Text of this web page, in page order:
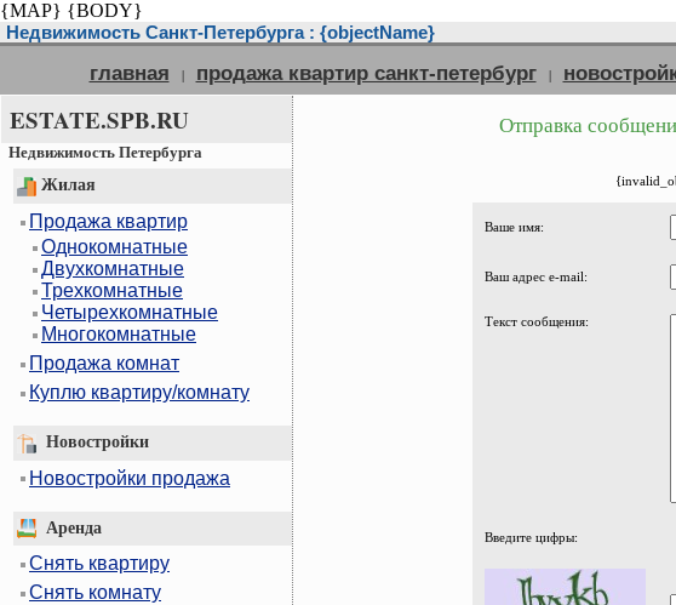
{MAP} {BODY}
Недвижимость Санкт-Петербурга : {objectName}
главная | продажа квартир санкт-петербург |
ESTATE.SPB.RU
Недвижимость Петербурга
Жилая
Продажа квартир
Однокомнатные
Двухкомнатные
Трехкомнатные
Четырехкомнатные
Многокомнатные
Продажа комнат
Куплю квартиру/комнату
Новостройки
Новостройки продажа
Аренда
Снять квартиру
Снять комнату
Отправка
Ваше имя:
Ваш адрес e-mail:
Текст сообщения:
Введите цифры: